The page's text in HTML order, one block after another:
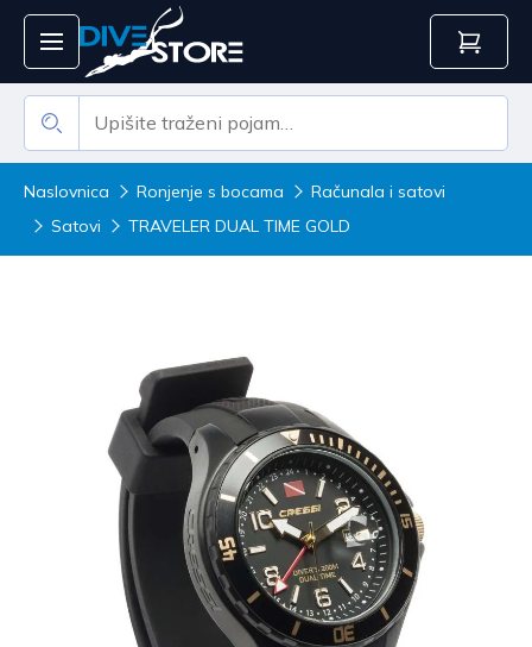
Naslovnica Ronjenje s bocama
Računala i satovi
Satovi
TRAVELER DUAL TIME GOLD